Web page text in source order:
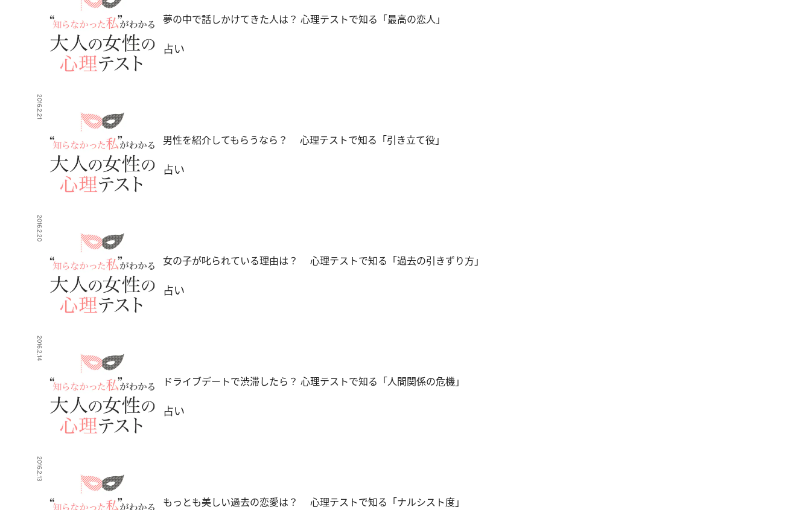
夢の中で話しかけてきた人は？ 心理テストで知る「最高の恋人」
占い
2016.2.21
男性を紹介してもらうなら？ 心理テストで知る「引き立て役」
占い
2016.2.20
女の子が叱られている理由は？ 心理テストで知る「過去の引きずり方」
占い
2016.2.14
ドライブデートで渋滞したら？ 心理テストで知る「人間関係の危機」
占い
2016.2.13
もっとも美しい過去の恋愛は？ 心理テストで知る「ナルシスト度」